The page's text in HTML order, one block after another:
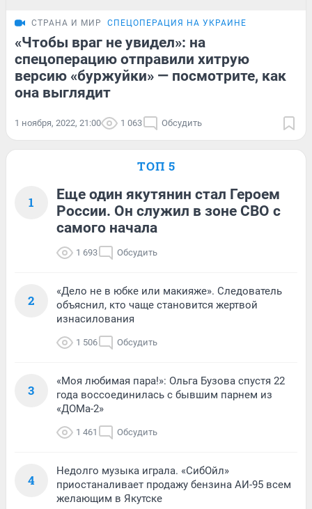
СТРАНА И МИР СПЕЦОПЕРАЦИЯ НА УКРАИНЕ
«Чтобы враг не увидел»: на
спецоперацию отправили хитрую
версию «буржуйки» — посмотрите, как
она выглядит
1 ноября, 2022, 21:00 1 063 Обсудить
ТОП 5
1
Еще один якутянин стал Героем
России. Он служил в зоне СВО с
самого начала
1 693 Обсудить
2
«Дело не в юбке или макияже». Следователь
объяснил, кто чаще становится жертвой
изнасилования
1 506 Обсудить
3
«Моя любимая пара!»: Ольга Бузова спустя 22
года воссоединилась с бывшим парнем из
«ДОМа-2»
1 461 Обсудить
4
Недолго музыка играла. «СибОйл»
приостаналивает продажу бензина АИ-95 всем
желающим в Якутске